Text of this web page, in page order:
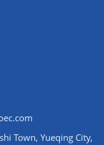
Town, Yueqing City,